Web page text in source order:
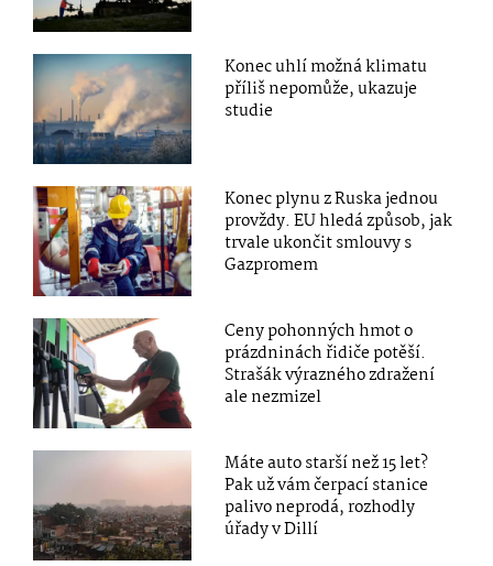
Konec uhlí možná klimatu
příliš nepomůže, ukazuje
studie
Konec plynu z Ruska jednou
provždy. EU hledá způsob, jak
trvale ukončit smlouvy s
Gazpromem
Ceny pohonných hmot o
prázdninách řidiče potěší.
Strašák výrazného zdražení
ale nezmizel
Máte auto starší než 15 let?
Pak už vám čerpací stanice
palivo neprodá, rozhodly
úřady v Dillí